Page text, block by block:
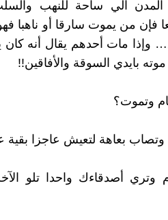
الي ساحة للنهب
من يموت سارقا أو ناهبا
وإذا مات أحدهم يقال أنه كان
بايدي السوقة والأفاقين!!
وتموت؟
بعاهة لتعيش عاجزا بقية
أصدقاءك واحدا تلو